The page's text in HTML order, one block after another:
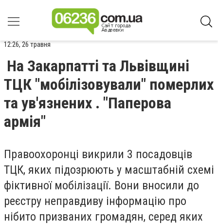
12:26, 26 травня
На Закарпатті та Львівщині
ТЦК "мобілізовували" померлих
та ув'язнених . "Паперова
армія"
Правоохоронці викрили 3 посадовців
ТЦК, яких підозрюють у масштабній схемі
фіктивної мобілізації. Вони вносили до
реєстру неправдиву інформацію про
нібито призваних громадян, серед яких